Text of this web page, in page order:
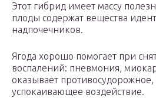
Этот гибрид имеет массу
плоды содержат вещества
надпочечников.
Ягода хорошо помогает при
воспалений: пневмония,
оказывает
успокаивающее воздействие.